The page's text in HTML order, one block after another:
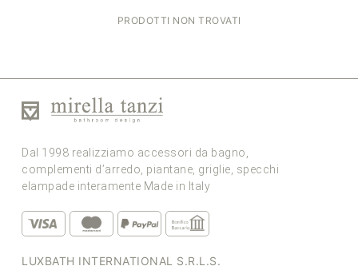
PRODOTTI NON TROVATI
Dal 1998 realizziamo accessori da bagno,
complementi d’arredo, piantane, griglie, specchi
elampade interamente Made in Italy
LUXBATH INTERNATIONAL S.R.L.S.